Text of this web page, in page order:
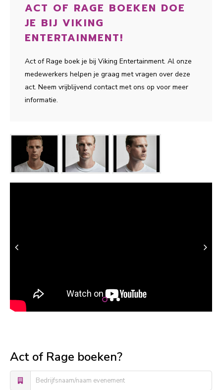
ACT OF RAGE BOEKEN DOE
JE BIJ VIKING
ENTERTAINMENT!
Act of Rage boek je bij Viking Entertainment. Al onze
medewerkers helpen je graag met vragen over deze
act. Neem vrijblijvend contact met ons op voor meer
informatie.
Act of Rage boeken?